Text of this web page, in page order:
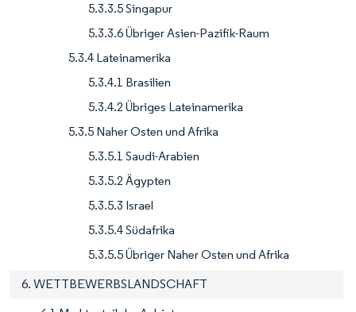
5.3.3.5 Singapur
5.3.3.6 Übriger Asien-Pazifik-Raum
5.3.4 Lateinamerika
5.3.4.1 Brasilien
5.3.4.2 Übriges Lateinamerika
5.3.5 Naher Osten und Afrika
5.3.5.1 Saudi-Arabien
5.3.5.2 Ägypten
5.3.5.3 Israel
5.3.5.4 Südafrika
5.3.5.5 Übriger Naher Osten und Afrika
6. WETTBEWERBSLANDSCHAFT